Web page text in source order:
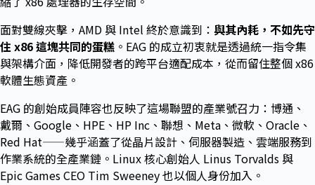
面對雙線夾擊，AMD 與 Intel 終於意識到： 與其內耗，不如先守
住 x86 這塊共同的蛋糕 。EAG 的成立初衷就是透過統一指令集
與架構介面，降低開發者的跨平台適配成本，從而留住整個 x86
軟體生態資產。
EAG 的創始成員陣容也反映了這場聯盟的產業號召力：博通、
戴爾、Google、HPE、HP Inc、聯想、Meta、微軟、Oracle、
Red Hat——幾乎涵蓋了從晶片設計、伺服器製造、雲端服務到
作業系統的全產業鏈。Linux 核心創始人 Linus Torvalds 與
Epic Games CEO Tim Sweeney 也以個人身份加入。